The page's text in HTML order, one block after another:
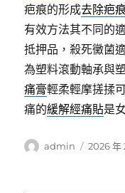
疤痕的形成去除疤
有效方法其不同的
抵押品，殺死黴菌
為塑料滾動軸承與
痛膏輕柔輕摩搓揉
痛的緩解經痛貼是
作
admin
發
2026 年